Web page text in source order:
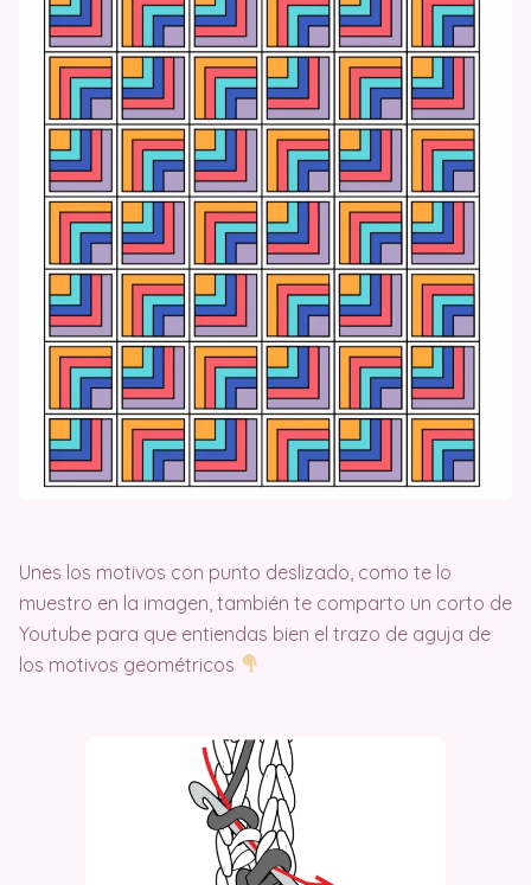
Unes los motivos con punto deslizado, como te lo
muestro en la imagen, también te comparto un corto de
Youtube para que entiendas bien el trazo de aguja de
los motivos geométricos